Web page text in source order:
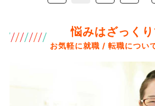
悩みはざっくり
お気軽に就職 / 転職につい